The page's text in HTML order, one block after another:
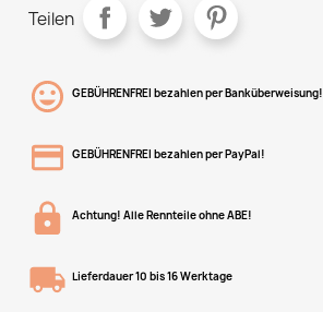
Teilen
GEBÜHRENFREI bezahlen per Banküberweisung!
GEBÜHRENFREI bezahlen per PayPal!
Achtung! Alle Rennteile ohne ABE!
Lieferdauer 10 bis 16 Werktage